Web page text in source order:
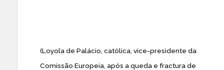
(Loyola de Palácio, católica, vice-presidente da
Comissão Europeia, após a queda e fractura de